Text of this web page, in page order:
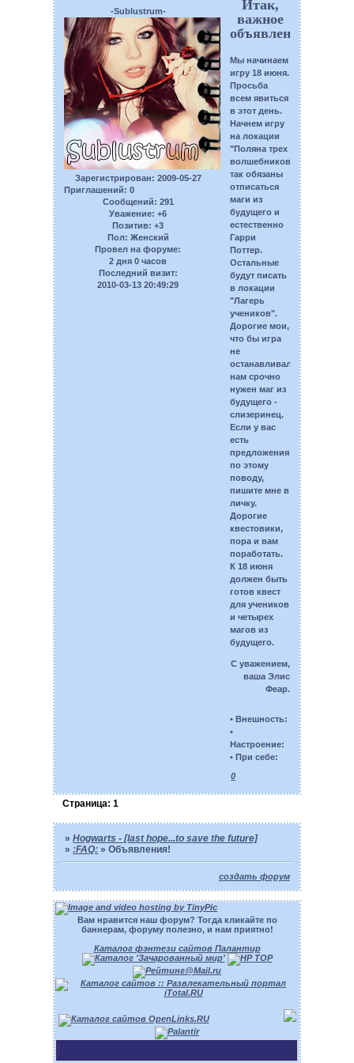
-Sublustrum-
Зарегистрирован: 2009-05-27
Приглашений: 0
Сообщений: 291
Уважение: +6
Позитив: +3
Пол: Женский
Провел на форуме:
2 дня 0 часов
Последний визит:
2010-03-13 20:49:29
Итак,
важное
объявление!!!
Мы начинаем
игру 18 июня.
Просьба
всем явиться
в этот день.
Начнем игру
на локации
"Поляна трех
волшебников",
так обязаны
отписаться
маги из
будущего и
естественно
Гарри
Поттер.
Остальные
будут писать
в локации
"Лагерь
учеников".
Дорогие мои,
что бы игра
не
останавливалась,
нам срочно
нужен маг из
будущего -
слизеринец.
Если у вас
есть
предложения
по этому
поводу,
пишите мне в
личку.
Дорогие
квестовики,
пора и вам
поработать.
К 18 июня
должен быть
готов квест
для учеников
и четырех
магов из
будущего.
С уважением,
ваша Элис
Феар.
• Внешность:
•
Настроение:
• При себе:
0
Страница:1
»Hogwarts - [last hope...to save the future]
»:FAQ: »Объявления!
создать форум
Вам нравится наш форум? Тогда кликайте по
баннерам, форуму полезно, и нам приятно!
Каталог фэнтези сайтов Палантир
Наш: